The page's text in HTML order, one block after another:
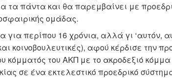
τα πάντα και θα παρεμβαίνει με
ομάδας.
για περίπου 16 χρόνια, αλλά γι ‘αυτόν,
κοινοβουλευτικές), αφού κέρδισε την
κόμματός του ΑΚΠ με το ακροδεξιό
σε ένα εκτελεστικό προεδρικό